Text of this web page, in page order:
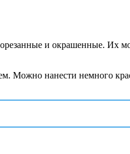
и окрашенные. Их
Можно нанести немного